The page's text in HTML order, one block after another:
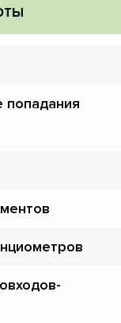
попадания